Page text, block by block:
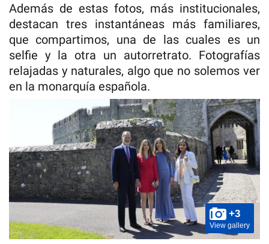
Además de estas fotos, más institucionales,
destacan tres instantáneas más familiares,
que compartimos, una de las cuales es un
selfie y la otra un autorretrato. Fotografías
relajadas y naturales, algo que no solemos ver
en la monarquía española.
+3
View gallery